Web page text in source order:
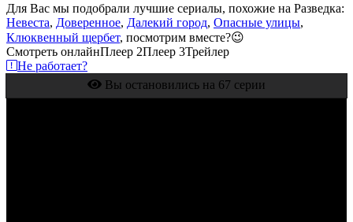
Для Вас мы подобрали лучшие сериалы, похожие на Разведка:
Невеста, Доверенное, Далекий город, Опасные улицы,
Клюквенный щербет, посмотрим вместе?😉
Смотреть онлайнПлеер 2Плеер 3Трейлер
Не работает?
Вы остановились на 67 серии